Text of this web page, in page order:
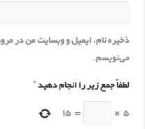
ذخیره نام، ایمیل و وبسایت من در
می‌نویسم.
لطفاً جمع زیر را انجام دهید*
5
×
=
15